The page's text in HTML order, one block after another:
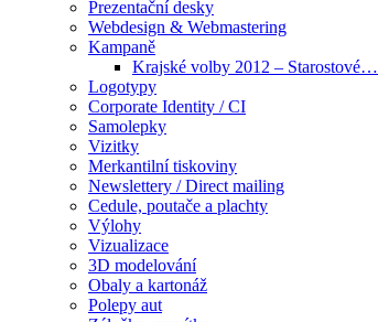
Prezentační desky
Webdesign & Webmastering
Kampaně
Krajské volby 2012 – Starostové…
Logotypy
Corporate Identity / CI
Samolepky
Vizitky
Merkantilní tiskoviny
Newslettery / Direct mailing
Cedule, poutače a plachty
Výlohy
Vizualizace
3D modelování
Obaly a kartonáž
Polepy aut